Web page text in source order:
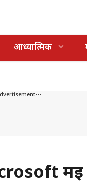
आध्यात्मिक
मई